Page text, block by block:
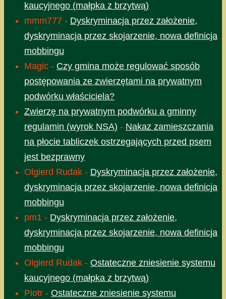
kaucyjnego (małpka z brzytwą)
mmm777 - Dyskryminacja przez założenie,
dyskryminacja przez skojarzenie, nowa definicja
mobbingu
Magic - Czy gmina może regulować sposób
postępowania ze zwierzętami na prywatnym
podwórku właściciela?
Zwierzę na prywatnym podwórku a gminny
regulamin (wyrok NSA) - Nakaz zamieszczania
na płocie tabliczek ostrzegających przed psem
jest bezprawny
Olgierd Rudak - Dyskryminacja przez założenie,
dyskryminacja przez skojarzenie, nowa definicja
mobbingu
pm1 - Dyskryminacja przez założenie,
dyskryminacja przez skojarzenie, nowa definicja
mobbingu
Olgierd Rudak - Ostateczne zniesienie systemu
kaucyjnego (małpka z brzytwą)
Piotr - Ostateczne zniesienie systemu